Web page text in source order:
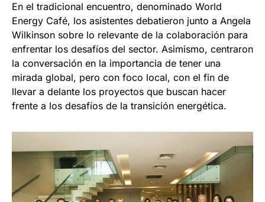
En el tradicional encuentro, denominado World
Energy Café, los asistentes debatieron junto a Angela
Wilkinson sobre lo relevante de la colaboración para
enfrentar los desafíos del sector. Asimismo, centraron
la conversación en la importancia de tener una
mirada global, pero con foco local, con el fin de
llevar a delante los proyectos que buscan hacer
frente a los desafíos de la transición energética.